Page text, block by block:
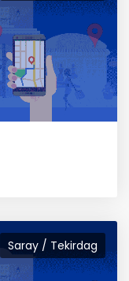
Saray / Tekirdag